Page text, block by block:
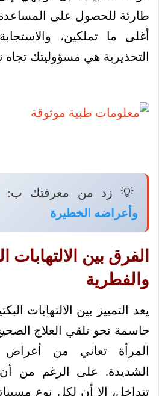
طارئة للحصول على
أغلى ما تملكين،
التحذيرية هي مسؤوليتك
💡 زد من معرفتك ب:
وأعراضه الخطيرة
الفرق بين الالتهابات
والفطرية
يعد التمييز بين الالتهابات
حاسمة نحو تلقي العلاج
المرأة تعاني من أعراض
الشديدة. على الرغم من
تتداخل، إلا أن لكل نوع